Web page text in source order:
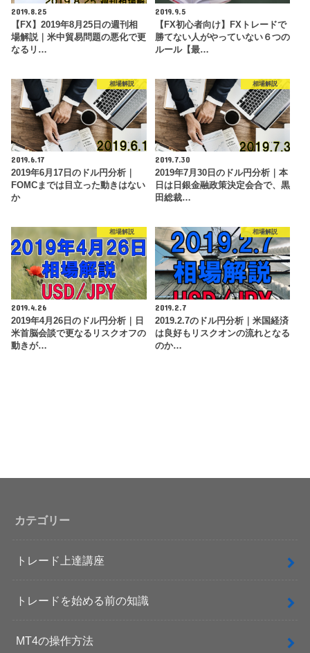
2019.8.25
【FX】2019年8月25日の週刊相
場解説｜米中貿易問題の悪化で更
なるリ…
2019.9.5
【FX初心者向け】FXトレードで
勝てない人がやっていない６つの
ルール【最…
相場解説
2019.6.17
2019年6月17日のドル円分析｜
FOMCまでは目立った動きはない
か
相場解説
2019.7.30
2019年7月30日のドル円分析｜本
日は日銀金融政策決定会合で、黒
田総裁…
相場解説
2019.4.26
2019年4月26日のドル円分析｜日
米首脳会談で更なるリスクオフの
動きが…
相場解説
2019.2.7
2019.2.7のドル円分析｜米国経済
は良好もリスクオンの流れとなる
のか…
カテゴリー
トレード上達講座
トレードを始める前の知識
MT4の操作方法